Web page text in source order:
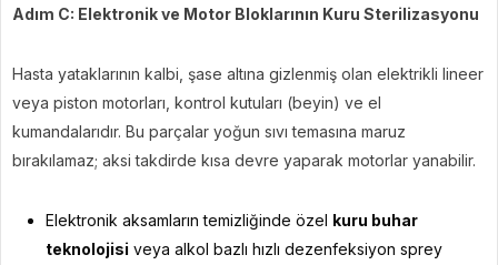
Adım C: Elektronik ve Motor Bloklarının Kuru Sterilizasyonu
Hasta yataklarının kalbi, şase altına gizlenmiş olan elektrikli lineer
veya piston motorları, kontrol kutuları (beyin) ve el
kumandalarıdır. Bu parçalar yoğun sıvı temasına maruz
bırakılamaz; aksi takdirde kısa devre yaparak motorlar yanabilir.
Elektronik aksamların temizliğinde özel kuru buhar
teknolojisi veya alkol bazlı hızlı dezenfeksiyon sprey